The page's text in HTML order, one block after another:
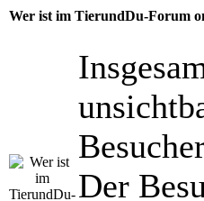
Wer ist im TierundDu-Forum
Der